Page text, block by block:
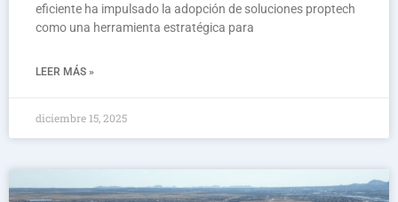
eficiente ha impulsado la adopción de soluciones proptech
como una herramienta estratégica para
LEER MÁS »
diciembre 15, 2025